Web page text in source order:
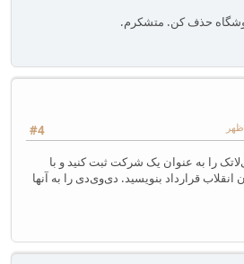
حذف کن. متشکرم.
#4
را به عنوان یک شرکت ثبت کنید و با
قرارداد بنویسید. دی‌وی‌دی را به آنها